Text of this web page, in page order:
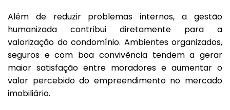
Além de reduzir problemas internos, a gestão
humanizada contribui diretamente para a
valorização do condomínio. Ambientes organizados,
seguros e com boa convivência tendem a gerar
maior satisfação entre moradores e aumentar o
valor percebido do empreendimento no mercado
imobiliário.